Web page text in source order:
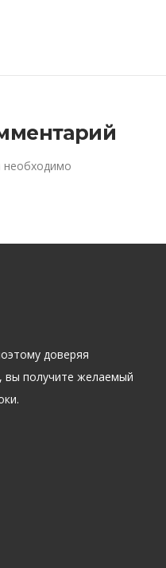
необходимо
доверяя
вы получите желаемый